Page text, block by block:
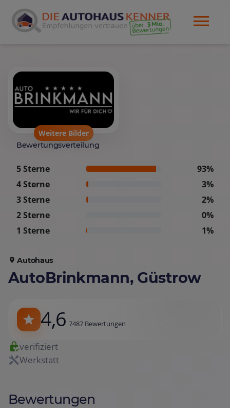
Weitere Bilder
Bewertungsverteilung
5 Sterne
93%
4 Sterne
3%
3 Sterne
2%
2 Sterne
0%
1 Sterne
1%
Autohaus
AutoBrinkmann, Güstrow
4,6 7487 Bewertungen
verifiziert
Werkstatt
Bewertungen